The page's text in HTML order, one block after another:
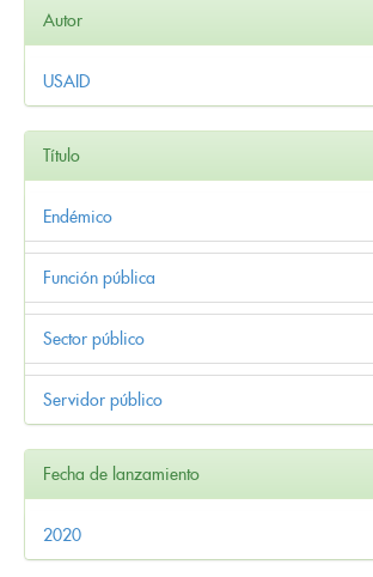
Autor
USAID
Título
Endémico
Función pública
Sector público
Servidor público
Fecha de lanzamiento
2020